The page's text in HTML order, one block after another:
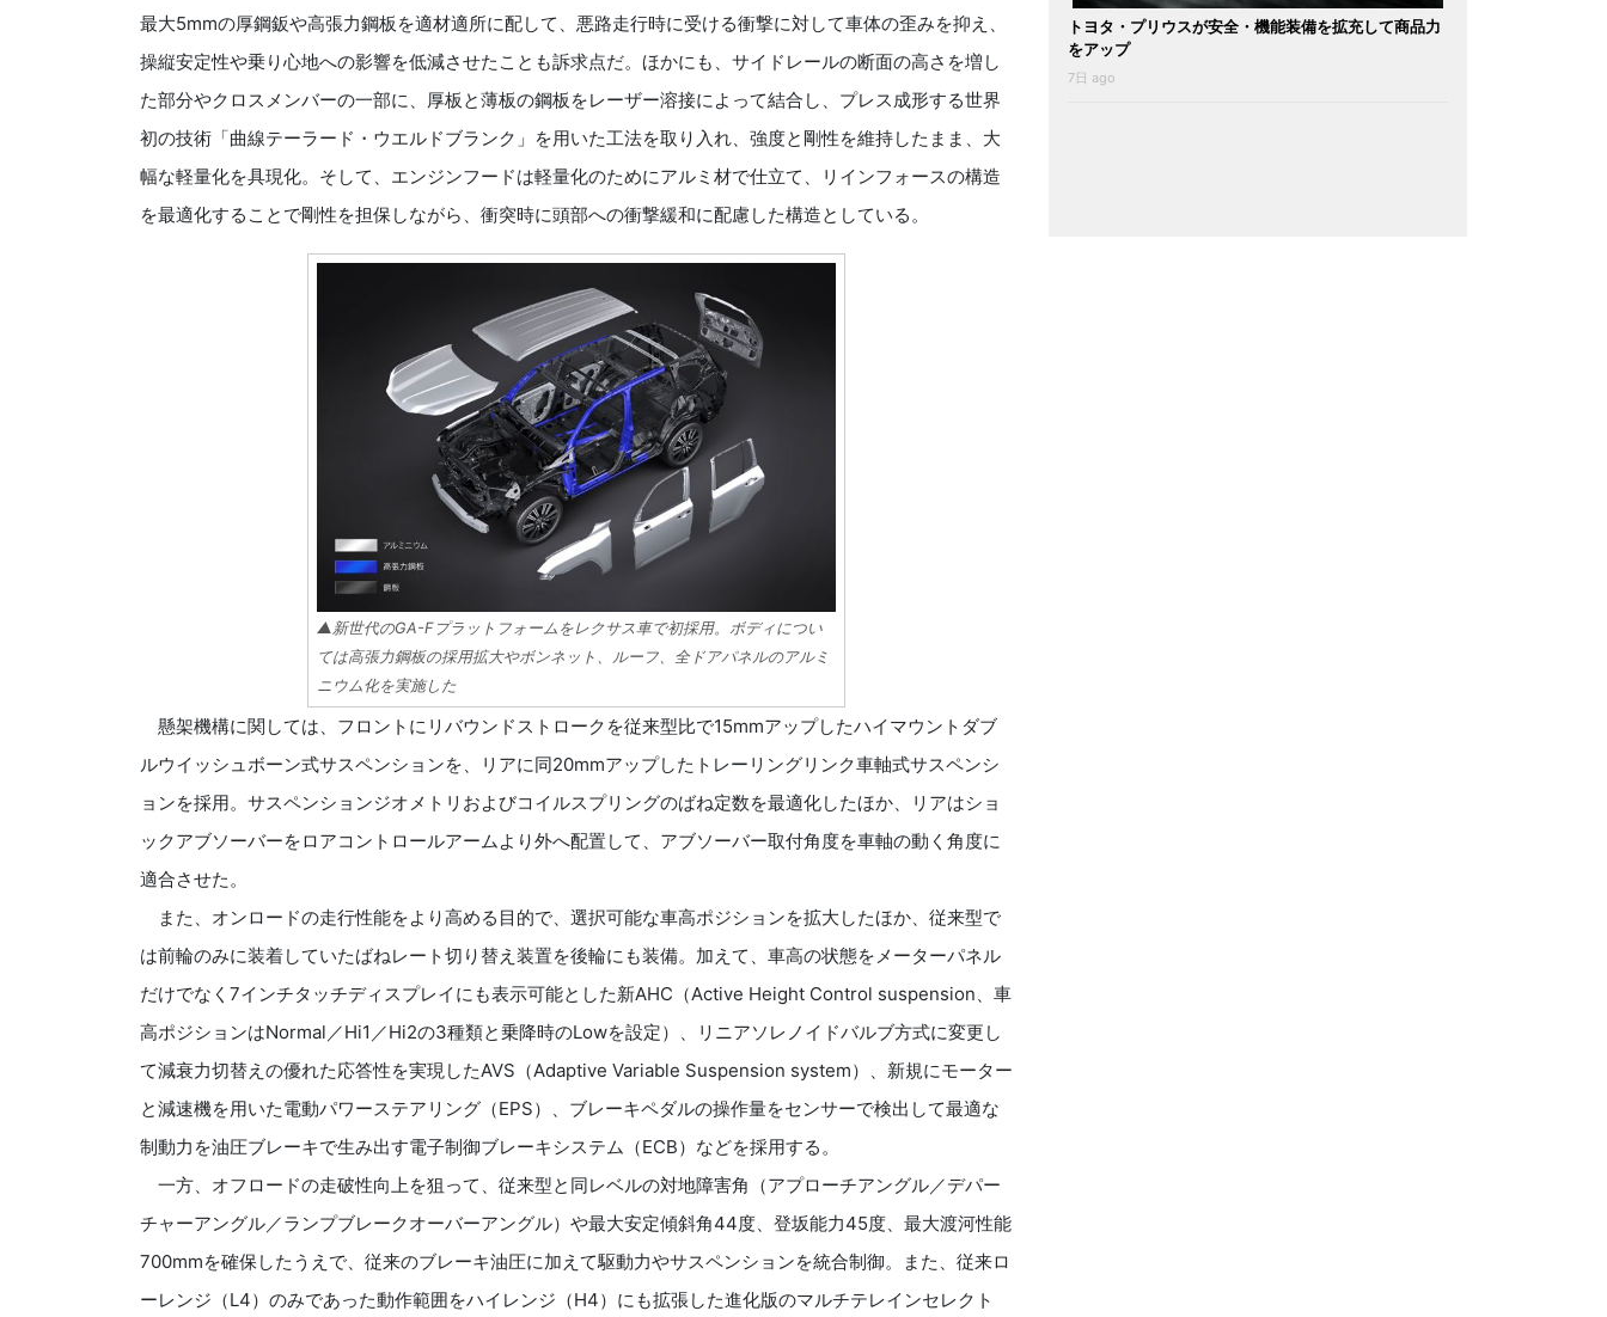
最大5mmの厚鋼鈑や高張力鋼板を適材適所に配して、悪路走行時に受ける衝撃に対して車体の歪みを抑え、
操縦安定性や乗り心地への影響を低減させたことも訴求点だ。ほかにも、サイドレールの断面の高さを増し
た部分やクロスメンバーの一部に、厚板と薄板の鋼板をレーザー溶接によって結合し、プレス成形する世界
初の技術「曲線テーラード・ウエルドブランク」を用いた工法を取り入れ、強度と剛性を維持したまま、大
幅な軽量化を具現化。そして、エンジンフードは軽量化のためにアルミ材で仕立て、リインフォースの構造
を最適化することで剛性を担保しながら、衝突時に頭部への衝撃緩和に配慮した構造としている。
▲新世代のGA-Fプラットフォームをレクサス車で初採用。ボディについ
ては高張力鋼板の採用拡大やボンネット、ルーフ、全ドアパネルのアルミ
ニウム化を実施した
懸架機構に関しては、フロントにリバウンドストロークを従来型比で15mmアップしたハイマウントダブ
ルウイッシュボーン式サスペンションを、リアに同20mmアップしたトレーリングリンク車軸式サスペンシ
ョンを採用。サスペンションジオメトリおよびコイルスプリングのばね定数を最適化したほか、リアはショ
ックアブソーバーをロアコントロールアームより外へ配置して、アブソーバー取付角度を車軸の動く角度に
適合させた。
また、オンロードの走行性能をより高める目的で、選択可能な車高ポジションを拡大したほか、従来型で
は前輪のみに装着していたばねレート切り替え装置を後輪にも装備。加えて、車高の状態をメーターパネル
だけでなく7インチタッチディスプレイにも表示可能とした新AHC（Active Height Control suspension、車
高ポジションはNormal／Hi1／Hi2の3種類と乗降時のLowを設定）、リニアソレノイドバルブ方式に変更し
て減衰力切替えの優れた応答性を実現したAVS（Adaptive Variable Suspension system）、新規にモーター
と減速機を用いた電動パワーステアリング（EPS）、ブレーキペダルの操作量をセンサーで検出して最適な
制動力を油圧ブレーキで生み出す電子制御ブレーキシステム（ECB）などを採用する。
一方、オフロードの走破性向上を狙って、従来型と同レベルの対地障害角（アプローチアングル／デパー
チャーアングル／ランプブレークオーバーアングル）や最大安定傾斜角44度、登坂能力45度、最大渡河性能
700mmを確保したうえで、従来のブレーキ油圧に加えて駆動力やサスペンションを統合制御。また、従来ロ
ーレンジ（L4）のみであった動作範囲をハイレンジ（H4）にも拡張した進化版のマルチテレインセレクト
トヨタ・プリウスが安全・機能装備を拡充して商品力
をアップ
7日 ago